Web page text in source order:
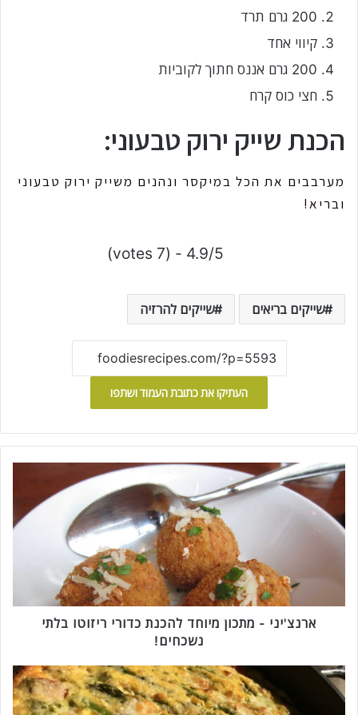
200 גרם תרד
קיווי אחד
200 גרם אננס חתוך לקוביות
חצי כוס קרח
הכנת שייק ירוק טבעוני:
מערבבים את הכל במיקסר ונהנים משייק ירוק טבעוני
ובריא!
4.9/5 - (7 votes)
שייקים בריאים שייקים להרזיה
העתיקו את כתובת העמוד ושתפו
א
צ
'
-
ו
מ
ארנצ'יני - מתכון מיוחד להכנת כדורי ריזוטו בלתי
נשכחים!
ח
ב
י